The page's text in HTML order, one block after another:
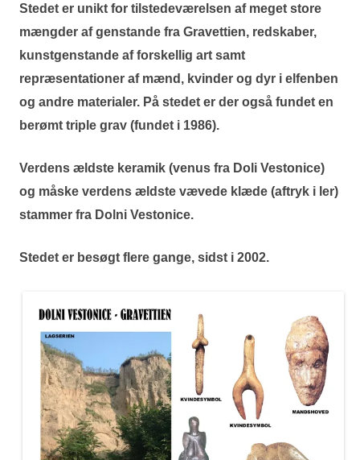
Stedet er unikt for tilstedeværelsen af meget store
mængder af genstande fra Gravettien, redskaber,
kunstgenstande af forskellig art samt
repræsentationer af mænd, kvinder og dyr i elfenben
og andre materialer. På stedet er der også fundet en
berømt triple grav (fundet i 1986).
Verdens ældste keramik (venus fra Doli Vestonice)
og måske verdens ældste vævede klæde (aftryk i ler)
stammer fra Dolni Vestonice.
Stedet er besøgt flere gange, sidst i 2002.